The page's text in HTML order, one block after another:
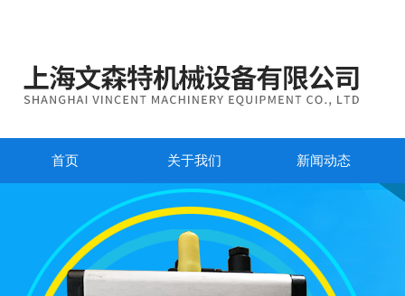
首页 关于我们 新闻动态